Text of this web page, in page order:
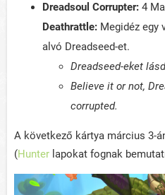
Dreadsoul Corrupter: 4
Deathrattle: Megidéz egy
alvó Dreadseed-et.
Dreadseed-eket
Believe it or not,
corrupted.
A következő kártya március 3-
(Hunter lapokat fognak